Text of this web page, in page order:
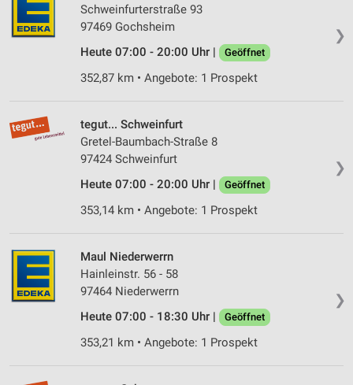
❯
Schweinfurterstraße 93
97469 Gochsheim
Heute 07:00 - 20:00 Uhr |
Geöffnet
352,87 km • Angebote: 1 Prospekt
❯
tegut... Schweinfurt
Gretel-Baumbach-Straße 8
97424 Schweinfurt
Heute 07:00 - 20:00 Uhr |
Geöffnet
353,14 km • Angebote: 1 Prospekt
❯
Maul Niederwerrn
Hainleinstr. 56 - 58
97464 Niederwerrn
Heute 07:00 - 18:30 Uhr |
Geöffnet
353,21 km • Angebote: 1 Prospekt